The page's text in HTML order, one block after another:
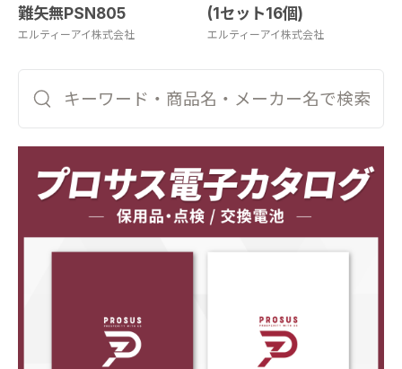
難矢無PSN805
エルティーアイ株式会社
(1セット16個)
エルティーアイ株式会社